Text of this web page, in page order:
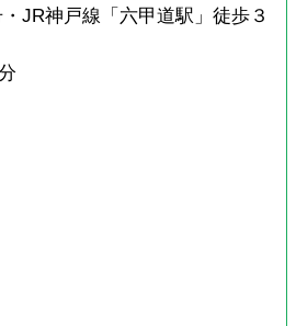
JR神戸線「六甲道駅」徒歩３